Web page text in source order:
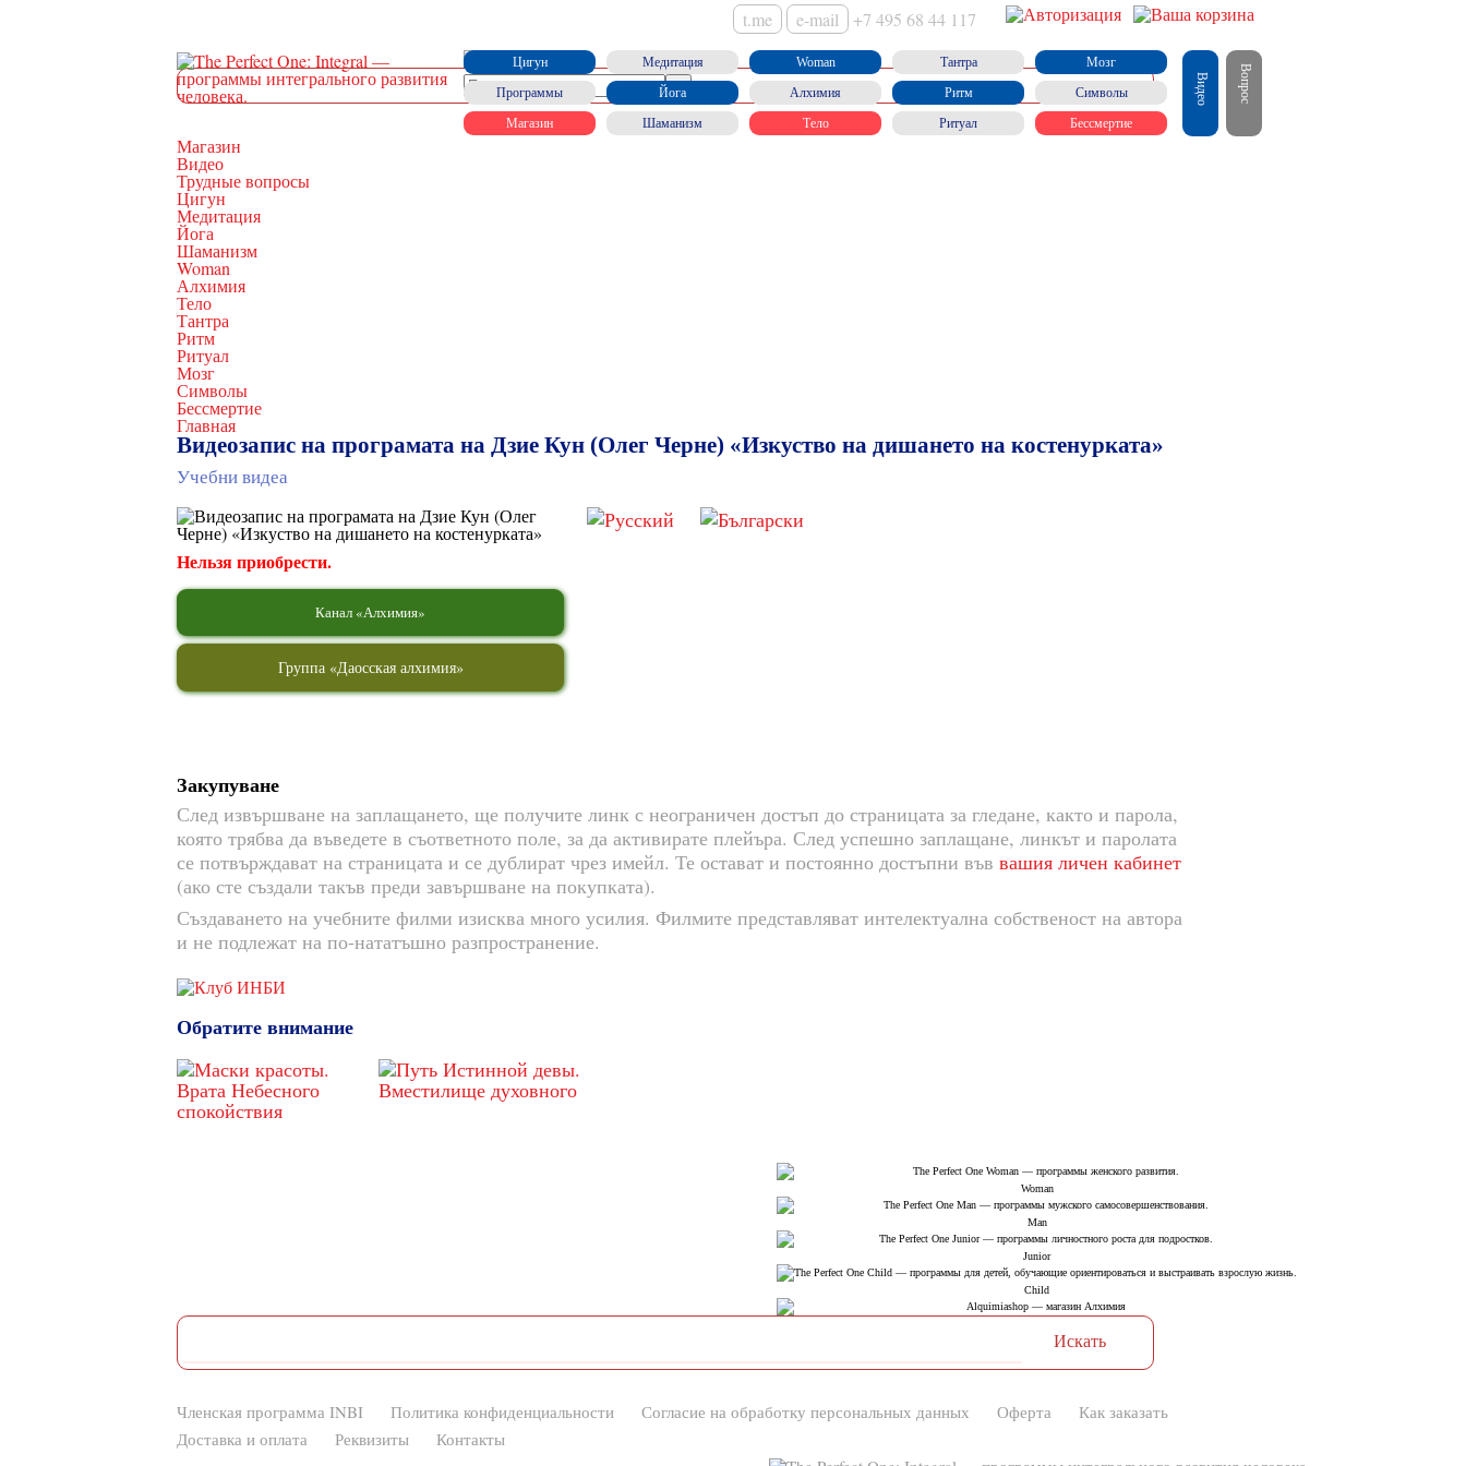
t.me e-mail +7 495 68 44 117
Цигун
Программы
Магазин
Медитация
Йога
Шаманизм
Woman
Алхимия
Тело
Тантра
Ритм
Ритуал
Мозг
Символы
Бессмертие
Видео Вопрос
Магазин
Видео
Трудные вопросы
Цигун
Медитация
Йога
Шаманизм
Woman
Алхимия
Тело
Тантра
Ритм
Ритуал
Мозг
Символы
Бессмертие
Главная
Видеозапис на програмата на Дзие Кун (Олег Черне) «Изкуство на дишането на костенурката»
Учебни видеа
Нельзя приобрести.
Канал «Алхимия»
Группа «Даосская алхимия»
Закупуване
След извършване на заплащането, ще получите линк с неограничен достъп до страницата за гледане, както и парола,
която трябва да въведете в съответното поле, за да активирате плейъра. След успешно заплащане, линкът и паролата
се потвърждават на страницата и се дублират чрез имейл. Те остават и постоянно достъпни във вашия личен кабинет
(ако сте създали такъв преди завършване на покупката).
Създаването на учебните филми изисква много усилия. Филмите представляват интелектуална собственост на автора
и не подлежат на по-нататъшно разпространение.
Обратите внимание
Woman
Man
Junior
Child
Членская программа INBI Политика конфиденциальности Согласие на обработку персональных данных Оферта
Как заказать
Доставка и оплата
Реквизиты Контакты